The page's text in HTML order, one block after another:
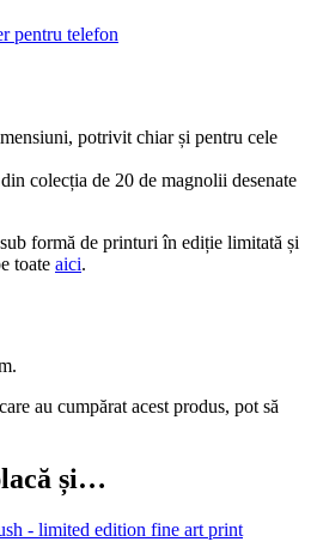
pentru telefon
potrivit chiar și pentru cele
colecția de 20 de magnolii desenate
formă de printuri în ediție limitată și
toate aici.
au cumpărat acest produs, pot să
și…